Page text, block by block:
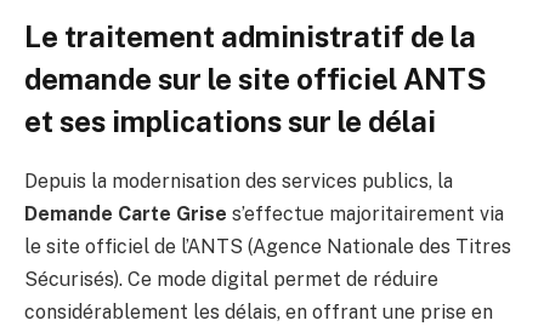
Le traitement administratif de la
demande sur le site officiel ANTS
et ses implications sur le délai
Depuis la modernisation des services publics, la
Demande Carte Grise s’effectue majoritairement via
le site officiel de l’ANTS (Agence Nationale des Titres
Sécurisés). Ce mode digital permet de réduire
considérablement les délais, en offrant une prise en